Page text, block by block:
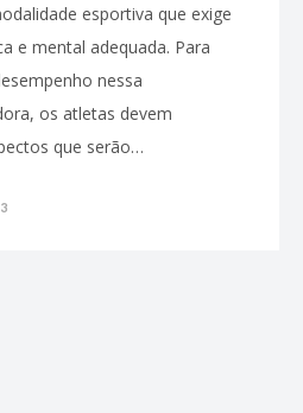
esportiva que exige
e mental adequada. Para
nessa
os atletas devem
que serão…